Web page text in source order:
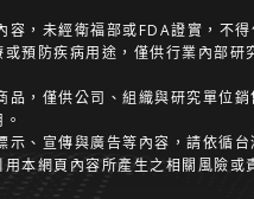
容，未經衛福部或FDA證實，不得
或預防疾病用途，僅供行業內部研
品，僅供公司、組織與研究單位銷
示、宣傳與廣告等內容，請依循台
本網頁內容所產生之相關風險或